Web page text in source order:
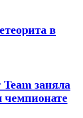
в
заняла
чемпионате